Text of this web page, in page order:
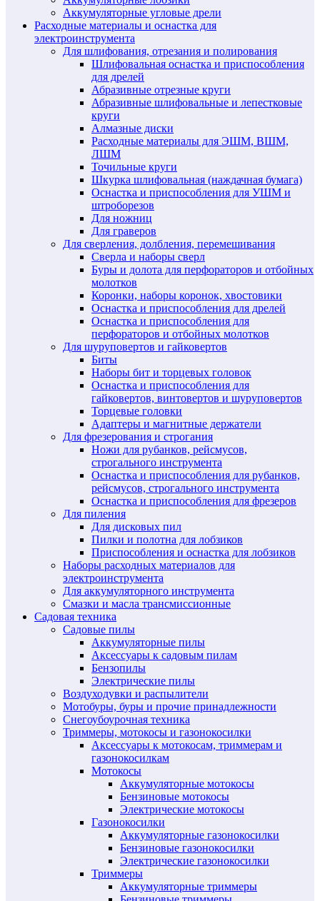
Аккумуляторные угловые дрели
Расходные материалы и оснастка для
электроинструмента
Для шлифования, отрезания и полирования
Шлифовальная оснастка и приспособления
для дрелей
Абразивные отрезные круги
Абразивные шлифовальные и лепестковые
круги
Алмазные диски
Расходные материалы для ЭШМ, ВШМ,
ЛШМ
Точильные круги
Шкурка шлифовальная (наждачная бумага)
Оснастка и приспособления для УШМ и
штроборезов
Для ножниц
Для граверов
Для сверления, долбления, перемешивания
Сверла и наборы сверл
Буры и долота для перфораторов и отбойных
молотков
Коронки, наборы коронок, хвостовики
Оснастка и приспособления для дрелей
Оснастка и приспособления для
перфораторов и отбойных молотков
Для шуруповертов и гайковертов
Биты
Наборы бит и торцевых головок
Оснастка и приспособления для
гайковертов, винтовертов и шуруповертов
Торцевые головки
Адаптеры и магнитные держатели
Для фрезерования и строгания
Ножи для рубанков, рейсмусов,
строгального инструмента
Оснастка и приспособления для рубанков,
рейсмусов, строгального инструмента
Оснастка и приспособления для фрезеров
Для пиления
Для дисковых пил
Пилки и полотна для лобзиков
Приспособления и оснастка для лобзиков
Наборы расходных материалов для
электроинструмента
Для аккумуляторного инструмента
Смазки и масла трансмиссионные
Садовая техника
Садовые пилы
Аккумуляторные пилы
Аксессуары к садовым пилам
Бензопилы
Электрические пилы
Воздуходувки и распылители
Мотобуры, буры и прочие принадлежности
Снегоубоурочная техника
Триммеры, мотокосы и газонокосилки
Аксессуары к мотокосам, триммерам и
газонокосилкам
Мотокосы
Аккумуляторные мотокосы
Бензиновые мотокосы
Электрические мотокосы
Газонокосилки
Аккумуляторные газонокосилки
Бензиновые газонокосилки
Электрические газонокосилки
Триммеры
Аккумуляторные триммеры